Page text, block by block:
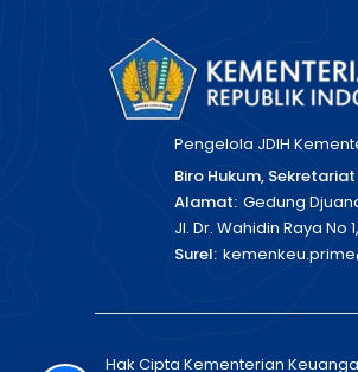
Pengelola JDIH
Biro Hukum,
Alamat: Gedung
Jl. Dr. Wahidin Raya No
Surel:
Hak Cipta Kementerian